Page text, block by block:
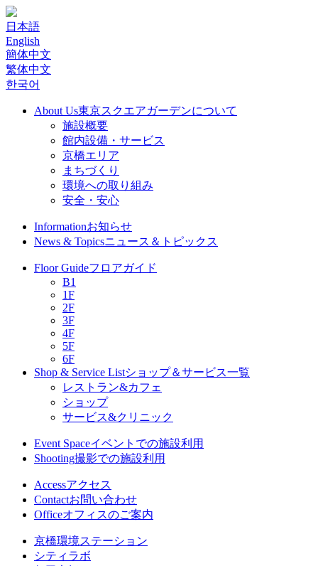
日本語
English
簡体中文
繁体中文
한국어
About Us東京スクエアガーデンについて
施設概要
館内設備・サービス
京橋エリア
まちづくり
環境への取り組み
安全・安心
Informationお知らせ
News & Topicsニュース＆トピックス
Floor Guideフロアガイド
B1
1F
2F
3F
4F
5F
6F
Shop & Service Listショップ＆サービス一覧
レストラン&カフェ
ショップ
サービス&クリニック
Event Spaceイベントでの施設利用
Shooting撮影での施設利用
Accessアクセス
Contactお問い合わせ
Officeオフィスのご案内
京橋環境ステーション
シティラボ